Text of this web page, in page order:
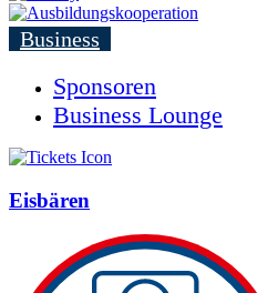
Business
Sponsoren
Business Lounge
Eisbären